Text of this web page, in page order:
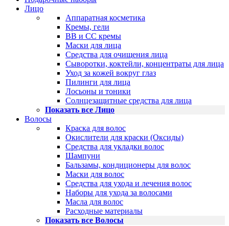
Лицо
Аппаратная косметика
Кремы, гели
BB и CC кремы
Маски для лица
Средства для очищения лица
Сыворотки, коктейли, концентраты для лица
Уход за кожей вокруг глаз
Пилинги для лица
Лосьоны и тоники
Солнцезащитные средства для лица
Показать все Лицо
Волосы
Краска для волос
Окислители для краски (Оксиды)
Средства для укладки волос
Шампуни
Бальзамы, кондиционеры для волос
Маски для волос
Средства для ухода и лечения волос
Наборы для ухода за волосами
Масла для волос
Расходные материалы
Показать все Волосы